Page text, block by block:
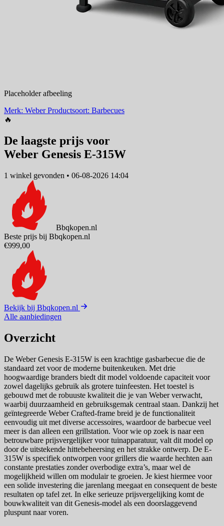
Placeholder afbeeling
Merk: WeberProductsoort: Barbecues
🔥
De laagste prijs voor
Weber Genesis E-315W
1 winkel gevonden • 06-08-2026 14:04
Bbqkopen.nl
Beste prijs bij Bbqkopen.nl
€999,00
Bekijk bij Bbqkopen.nl
Alle aanbiedingen
Overzicht
De Weber Genesis E-315W is een krachtige gasbarbecue die de
standaard zet voor de moderne buitenkeuken. Met drie
hoogwaardige branders biedt dit model voldoende capaciteit voor
zowel dagelijks gebruik als grotere tuinfeesten. Het toestel is
gebouwd met de robuuste kwaliteit die je van Weber verwacht,
waarbij duurzaamheid en gebruiksgemak centraal staan. Dankzij het
geïntegreerde Weber Crafted-frame breid je de functionaliteit
eenvoudig uit met diverse accessoires, waardoor de barbecue veel
meer is dan alleen een grillstation. Voor wie op zoek is naar een
betrouwbare prijsvergelijker voor tuinapparatuur, valt dit model op
door de uitstekende hittebeheersing en het strakke ontwerp. De E-
315W is specifiek ontworpen voor grillers die waarde hechten aan
constante prestaties zonder overbodige extra’s, maar wel de
mogelijkheid willen om modulair te groeien. Je kiest hiermee voor
een solide investering die jarenlang meegaat en consequent de beste
resultaten op tafel zet. In elke serieuze prijsvergelijking komt de
bouwkwaliteit van dit Genesis-model als een doorslaggevend
pluspunt naar voren.